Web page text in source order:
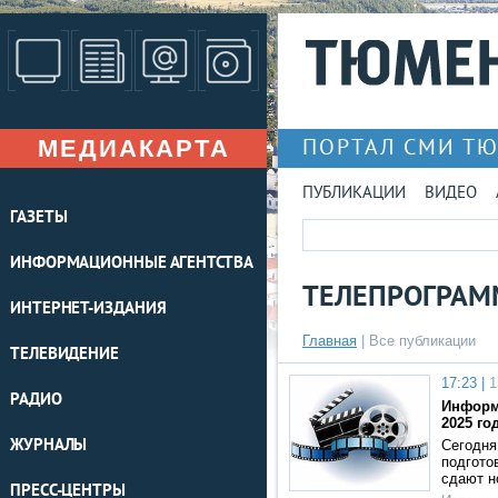
МЕДИАКАРТА
ГАЗЕТЫ
ИНФОРМАЦИОННЫЕ АГЕНТСТВА
ИНТЕРНЕТ-ИЗДАНИЯ
ТЕЛЕВИДЕНИЕ
РАДИО
ЖУРНАЛЫ
ПРЕСС-ЦЕНТРЫ
ПОРТАЛ СМИ
ПУБЛИКАЦИИ ВИДЕО
Главная Все публикации
17:23 |
2025
сдают